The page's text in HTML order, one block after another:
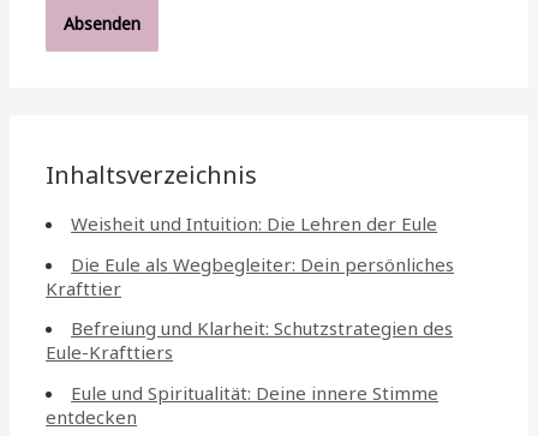
Inhaltsverzeichnis
Weisheit und Intuition: Die Lehren der Eule
Die Eule als Wegbegleiter: Dein persönliches
Krafttier
Befreiung und Klarheit: Schutzstrategien des
Eule-Krafttiers
Eule und Spiritualität: Deine innere Stimme
entdecken